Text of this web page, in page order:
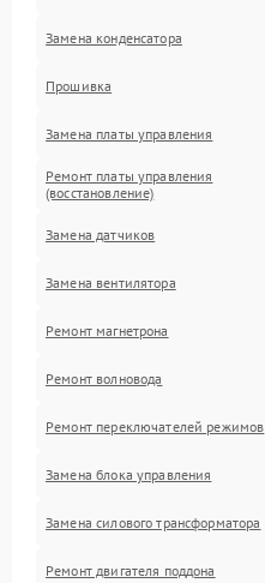
Замена конденсатора
Прошивка
Замена платы управления
Ремонт платы управления
(восстановление)
Замена датчиков
Замена вентилятора
Ремонт магнетрона
Ремонт волновода
Ремонт переключателей режимов
Замена блока управления
Замена силового трансформатора
Ремонт двигателя поддона